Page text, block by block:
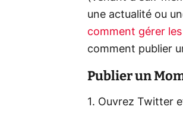
une actualité ou
comment gérer
comment publier
Publier un
1. Ouvrez Twitter